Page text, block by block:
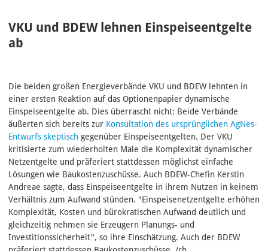
VKU und BDEW lehnen Einspeiseentgelte
ab
Die beiden großen Energieverbände VKU und BDEW lehnten in
einer ersten Reaktion auf das Optionenpapier dynamische
Einspeiseentgelte ab. Dies überrascht nicht: Beide Verbände
äußerten sich bereits zur Konsultation des ursprünglichen AgNes-
Entwurfs skeptisch gegenüber Einspeiseentgelten. Der VKU
kritisierte zum wiederholten Male die Komplexität dynamischer
Netzentgelte und präferiert stattdessen möglichst einfache
Lösungen wie Baukostenzuschüsse. Auch BDEW-Chefin Kerstin
Andreae sagte, dass Einspeiseentgelte in ihrem Nutzen in keinem
Verhältnis zum Aufwand stünden. "Einspeisenetzentgelte erhöhen
Komplexität, Kosten und bürokratischen Aufwand deutlich und
gleichzeitig nehmen sie Erzeugern Planungs- und
Investitionssicherheit", so ihre Einschätzung. Auch der BDEW